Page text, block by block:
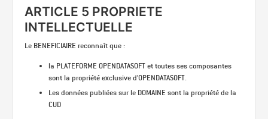
ARTICLE 5 PROPRIETE
INTELLECTUELLE
Le BENEFICIAIRE reconnaît que :
la PLATEFORME OPENDATASOFT et toutes ses composantes
sont la propriété exclusive d’OPENDATASOFT.
Les données publiées sur le DOMAINE sont la propriété de la
CUD